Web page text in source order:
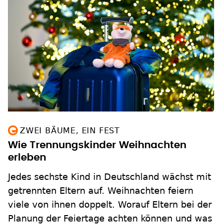
ZWEI BÄUME, EIN FEST
Wie Trennungskinder Weihnachten
erleben
Jedes sechste Kind in Deutschland wächst mit
getrennten Eltern auf. Weihnachten feiern
viele von ihnen doppelt. Worauf Eltern bei der
Planung der Feiertage achten können und was